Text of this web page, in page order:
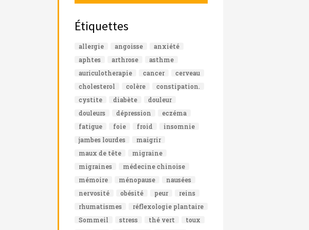
Étiquettes
allergie angoisse
anxiété
aphtes
arthrose
asthme
auriculotherapie
cancer
cerveau
cholesterol
colère
constipation.
cystite
diabète
douleur
douleurs
dépression
eczéma
fatigue
foie froid
insomnie
jambes lourdes
maigrir
maux de tête
migraine
migraines
médecine chinoise
mémoire
ménopause
nausées
nervosité
obésité peur
reins
rhumatismes
réflexologie plantaire
Sommeil
stress thé vert
toux